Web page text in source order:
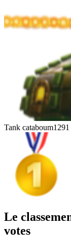
Tank cataboum1291
Le
votes